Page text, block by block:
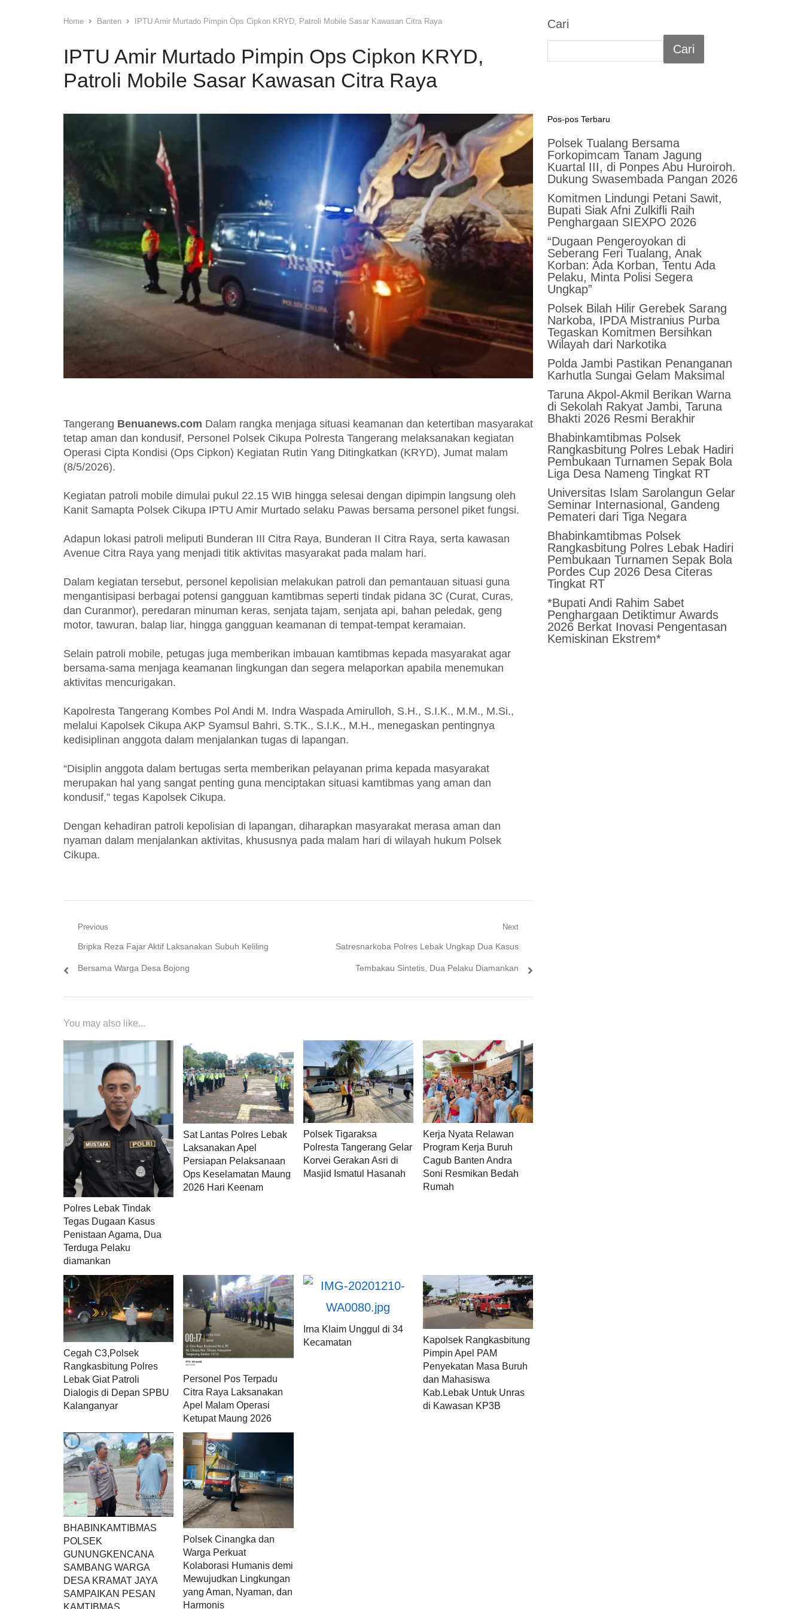
Home Banten IPTU Amir Murtado Pimpin Ops Cipkon KRYD, Patroli Mobile Sasar Kawasan Citra Raya
IPTU Amir Murtado Pimpin Ops Cipkon KRYD,
Patroli Mobile Sasar Kawasan Citra Raya
Tangerang Benuanews.com Dalam rangka menjaga situasi keamanan dan ketertiban masyarakat
tetap aman dan kondusif, Personel Polsek Cikupa Polresta Tangerang melaksanakan kegiatan
Operasi Cipta Kondisi (Ops Cipkon) Kegiatan Rutin Yang Ditingkatkan (KRYD), Jumat malam
(8/5/2026).
Kegiatan patroli mobile dimulai pukul 22.15 WIB hingga selesai dengan dipimpin langsung oleh
Kanit Samapta Polsek Cikupa IPTU Amir Murtado selaku Pawas bersama personel piket fungsi.
Adapun lokasi patroli meliputi Bunderan III Citra Raya, Bunderan II Citra Raya, serta kawasan
Avenue Citra Raya yang menjadi titik aktivitas masyarakat pada malam hari.
Dalam kegiatan tersebut, personel kepolisian melakukan patroli dan pemantauan situasi guna
mengantisipasi berbagai potensi gangguan kamtibmas seperti tindak pidana 3C (Curat, Curas,
dan Curanmor), peredaran minuman keras, senjata tajam, senjata api, bahan peledak, geng
motor, tawuran, balap liar, hingga gangguan keamanan di tempat-tempat keramaian.
Selain patroli mobile, petugas juga memberikan imbauan kamtibmas kepada masyarakat agar
bersama-sama menjaga keamanan lingkungan dan segera melaporkan apabila menemukan
aktivitas mencurigakan.
Kapolresta Tangerang Kombes Pol Andi M. Indra Waspada Amirulloh, S.H., S.I.K., M.M., M.Si.,
melalui Kapolsek Cikupa AKP Syamsul Bahri, S.TK., S.I.K., M.H., menegaskan pentingnya
kedisiplinan anggota dalam menjalankan tugas di lapangan.
“Disiplin anggota dalam bertugas serta memberikan pelayanan prima kepada masyarakat
merupakan hal yang sangat penting guna menciptakan situasi kamtibmas yang aman dan
kondusif,” tegas Kapolsek Cikupa.
Dengan kehadiran patroli kepolisian di lapangan, diharapkan masyarakat merasa aman dan
nyaman dalam menjalankan aktivitas, khususnya pada malam hari di wilayah hukum Polsek
Cikupa.
Navigasi
pos
Previous
Previous
post:
Bripka Reza Fajar Aktif Laksanakan Subuh Keliling
Bersama Warga Desa Bojong
Next
Next
post:
Satresnarkoba Polres Lebak Ungkap Dua Kasus
Tembakau Sintetis, Dua Pelaku Diamankan
You may also like...
Polres Lebak Tindak
Tegas Dugaan Kasus
Penistaan Agama, Dua
Terduga Pelaku
diamankan
Sat Lantas Polres Lebak
Laksanakan Apel
Persiapan Pelaksanaan
Ops Keselamatan Maung
2026 Hari Keenam
Polsek Tigaraksa
Polresta Tangerang Gelar
Korvei Gerakan Asri di
Masjid Ismatul Hasanah
Kerja Nyata Relawan
Program Kerja Buruh
Cagub Banten Andra
Soni Resmikan Bedah
Rumah
Cegah C3,Polsek
Rangkasbitung Polres
Lebak Giat Patroli
Dialogis di Depan SPBU
Kalanganyar
Personel Pos Terpadu
Citra Raya Laksanakan
Apel Malam Operasi
Ketupat Maung 2026
Irna Klaim Unggul di 34
Kecamatan
Kapolsek Rangkasbitung
Pimpin Apel PAM
Penyekatan Masa Buruh
dan Mahasiswa
Kab.Lebak Untuk Unras
di Kawasan KP3B
BHABINKAMTIBMAS
POLSEK
GUNUNGKENCANA
SAMBANG WARGA
DESA KRAMAT JAYA
SAMPAIKAN PESAN
KAMTIBMAS
Polsek Cinangka dan
Warga Perkuat
Kolaborasi Humanis demi
Mewujudkan Lingkungan
yang Aman, Nyaman, dan
Harmonis
Cari
Cari
Pos-pos Terbaru
Polsek Tualang Bersama
Forkopimcam Tanam Jagung
Kuartal III, di Ponpes Abu Huroiroh.
Dukung Swasembada Pangan 2026
Komitmen Lindungi Petani Sawit,
Bupati Siak Afni Zulkifli Raih
Penghargaan SIEXPO 2026
“Dugaan Pengeroyokan di
Seberang Feri Tualang, Anak
Korban: Ada Korban, Tentu Ada
Pelaku, Minta Polisi Segera
Ungkap”
Polsek Bilah Hilir Gerebek Sarang
Narkoba, IPDA Mistranius Purba
Tegaskan Komitmen Bersihkan
Wilayah dari Narkotika
Polda Jambi Pastikan Penanganan
Karhutla Sungai Gelam Maksimal
Taruna Akpol-Akmil Berikan Warna
di Sekolah Rakyat Jambi, Taruna
Bhakti 2026 Resmi Berakhir
Bhabinkamtibmas Polsek
Rangkasbitung Polres Lebak Hadiri
Pembukaan Turnamen Sepak Bola
Liga Desa Nameng Tingkat RT
Universitas Islam Sarolangun Gelar
Seminar Internasional, Gandeng
Pemateri dari Tiga Negara
Bhabinkamtibmas Polsek
Rangkasbitung Polres Lebak Hadiri
Pembukaan Turnamen Sepak Bola
Pordes Cup 2026 Desa Citeras
Tingkat RT
*Bupati Andi Rahim Sabet
Penghargaan Detiktimur Awards
2026 Berkat Inovasi Pengentasan
Kemiskinan Ekstrem*